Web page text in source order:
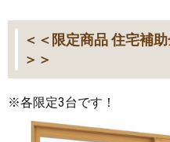
＜＜限定商品 住宅補
＞＞
※各限定3台です！